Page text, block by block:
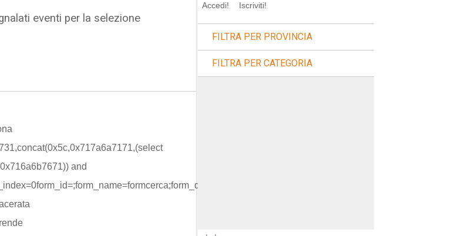
eventi per la selezione
and
Accedi! Iscriviti!
FILTRA PER PROVINCIA
FILTRA PER CATEGORIA